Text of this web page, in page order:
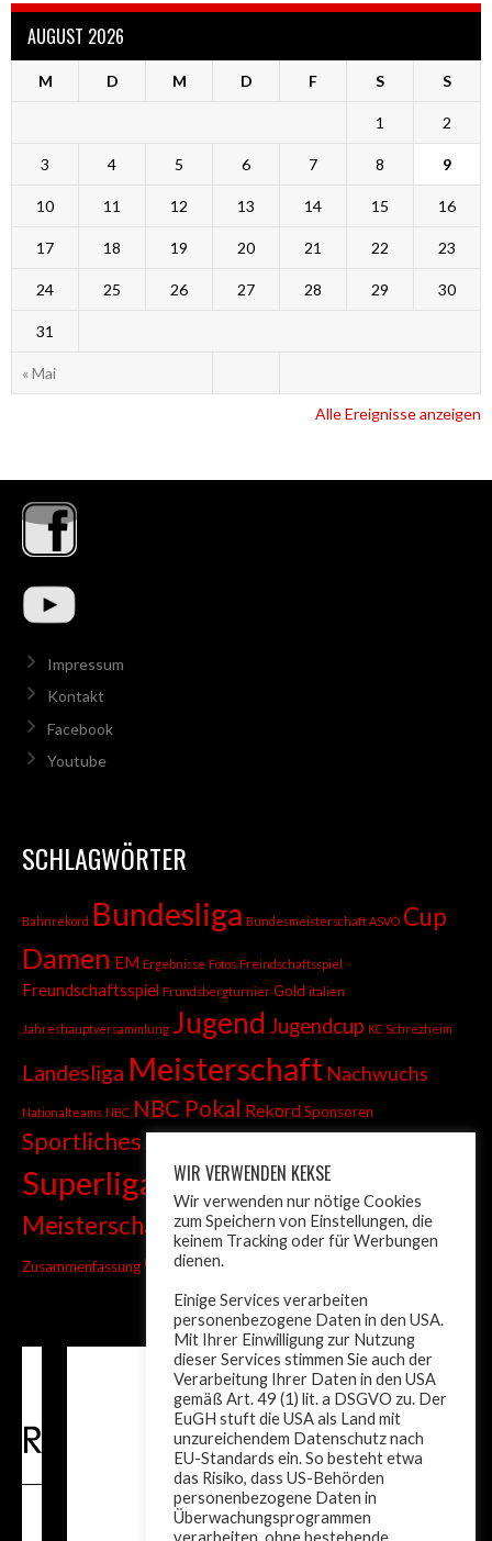
AUGUST 2026
M D M D F S S
« Mai
1 2
3 4 5 6 7 8 9
10 11 12 13 14 15 16
17 18 19 20 21 22 23
24 25 26 27 28 29 30
31
Alle Ereignisse anzeigen
Impressum
Kontakt
Facebook
Youtube
SCHLAGWÖRTER
Bahnrekord Bundesliga Bundesmeisterschaft ASVÖ Cup
Damen EM Ergebnisse Fotos Freindschaftsspiel
Freundschaftsspiel Frundsbergturnier Gold italien
Jahreshauptversammlung Jugend Jugendcup KC Schrezheim
Landesliga Meisterschaft Nachwuchs
Nationalteams NBC NBC Pokal RekordSponsoren
SportlichesSprint
Superliga TandemTiroler Liga
Meisterschaft Trainer Turnier Weltcup wm
Zusammenfassung ÖM Österreich
WIR VERWENDEN KEKSE
Wir verwenden nur nötige Cookies
zum Speichern von Einstellungen, die
keinem Tracking oder für Werbungen
dienen.
Einige Services verarbeiten
personenbezogene Daten in den USA.
Mit Ihrer Einwilligung zur Nutzung
dieser Services stimmen Sie auch der
Verarbeitung Ihrer Daten in den USA
gemäß Art. 49 (1) lit. a DSGVO zu. Der
EuGH stuft die USA als Land mit
unzureichendem Datenschutz nach
EU-Standards ein. So besteht etwa
das Risiko, dass US-Behörden
personenbezogene Daten in
Überwachungsprogrammen
verarbeiten, ohne bestehende